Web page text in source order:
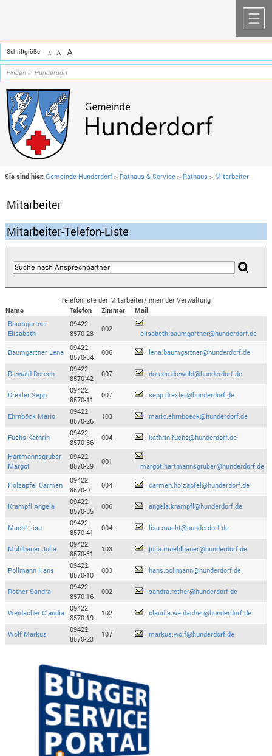
Schriftgröße A A A
Sie sind hier: Gemeinde Hunderdorf > Rathaus & Service > Rathaus > Mitarbeiter
Mitarbeiter
Mitarbeiter-Telefon-Liste
Telefonliste der Mitarbeiter/innen der Verwaltung
Name
Telefon Zimmer
Mail
Baumgartner
Elisabeth
09422
8570-28
002
elisabeth.baumgartner@hunderdorf.de
Baumgartner Lena
09422
8570-34
006 lena.baumgartner@hunderdorf.de
Diewald Doreen
09422
8570-42
007 doreen.diewald@hunderdorf.de
Drexler Sepp
09422
8570-11
007 sepp.drexler@hunderdorf.de
Ehrnböck Mario
09422
8570-26
103 mario.ehrnboeck@hunderdorf.de
Fuchs Kathrin
09422
8570-36
004 kathrin.fuchs@hunderdorf.de
Hartmannsgruber
Margot
09422
8570-29
001
margot.hartmannsgruber@hunderdorf.de
Holzapfel Carmen
09422
8570-0
004 carmen.holzapfel@hunderdorf.de
Krampfl Angela
09422
8570-35
006 angela.krampfl@hunderdorf.de
Macht Lisa
09422
8570-41
004 lisa.macht@hunderdorf.de
Mühlbauer Julia
09422
8570-31
103 julia.muehlbauer@hunderdorf.de
Pollmann Hans
09422
8570-10
003 hans.pollmann@hunderdorf.de
Rother Sandra
09422
8570-16
002 sandra.rother@hunderdorf.de
Weidacher Claudia
09422
8570-19
102 claudia.weidacher@hunderdorf.de
Wolf Markus
09422
8570-23
107 markus.wolf@hunderdorf.de